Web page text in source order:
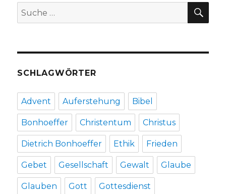
Suche
nach:
SCHLAGWÖRTER
Advent Auferstehung Bibel
Bonhoeffer Christentum Christus
Dietrich Bonhoeffer Ethik Frieden
Gebet Gesellschaft Gewalt Glaube
Glauben Gott Gottesdienst